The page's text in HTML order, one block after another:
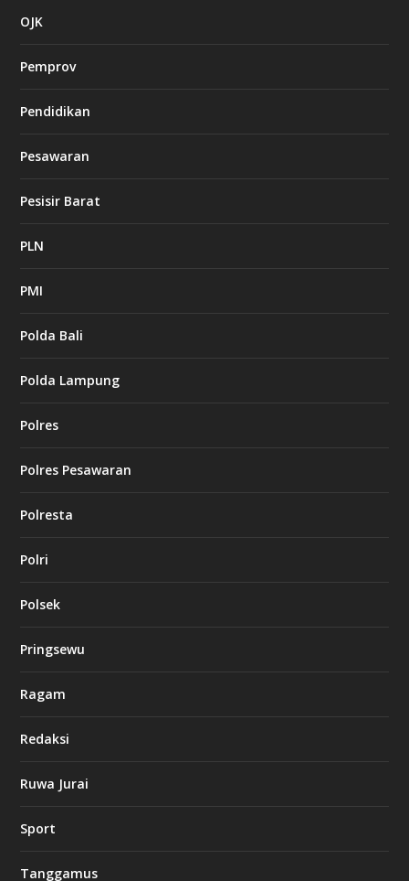
OJK
Pemprov
Pendidikan
Pesawaran
Pesisir Barat
PLN
PMI
Polda Bali
Polda Lampung
Polres
Polres Pesawaran
Polresta
Polri
Polsek
Pringsewu
Ragam
Redaksi
Ruwa Jurai
Sport
Tanggamus